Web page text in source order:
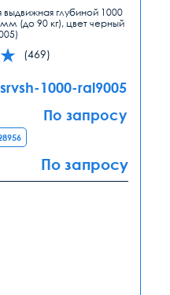
глубиной 1000
(до 90 кг), цвет черный
(469)
srvsh-1000-ral9005
По запросу
По запросу